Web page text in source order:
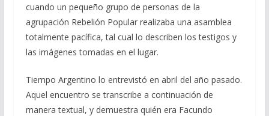
cuando un pequeño grupo de personas de la
agrupación Rebelión Popular realizaba una asamblea
totalmente pacífica, tal cual lo describen los testigos y
las imágenes tomadas en el lugar.
Tiempo Argentino lo entrevistó en abril del año pasado.
Aquel encuentro se transcribe a continuación de
manera textual, y demuestra quién era Facundo